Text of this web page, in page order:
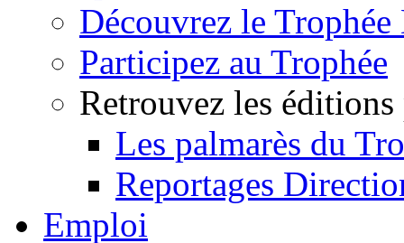
Découvrez le
Participez au Trophée
Retrouvez les éditions
Les palmarès du
Reportages
Emploi